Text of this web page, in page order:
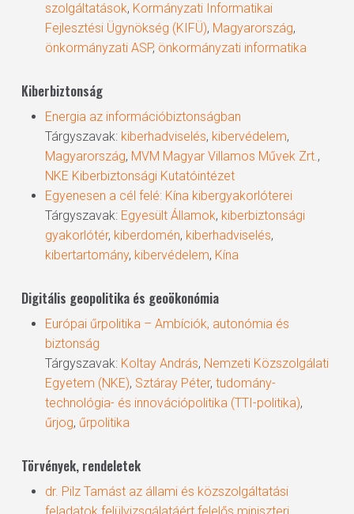
szolgáltatások, Kormányzati Informatikai
Fejlesztési Ügynökség (KIFÜ), Magyarország,
önkormányzati ASP, önkormányzati informatika
Kiberbiztonság
Energia az információbiztonságban
Tárgyszavak: kiberhadviselés, kibervédelem,
Magyarország, MVM Magyar Villamos Művek Zrt.,
NKE Kiberbiztonsági Kutatóintézet
Egyenesen a cél felé: Kína kibergyakorlóterei
Tárgyszavak: Egyesült Államok, kiberbiztonsági
gyakorlótér, kiberdomén, kiberhadviselés,
kibertartomány, kibervédelem, Kína
Digitális geopolitika és geoökonómia
Európai űrpolitika – Ambíciók, autonómia és
biztonság
Tárgyszavak: Koltay András, Nemzeti Közszolgálati
Egyetem (NKE), Sztáray Péter, tudomány-
technológia- és innovációpolitika (TTI-politika),
űrjog, űrpolitika
Törvények, rendeletek
dr. Pilz Tamást az állami és közszolgáltatási